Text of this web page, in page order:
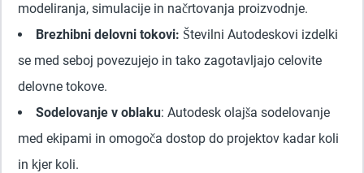
modeliranja, simulacije in načrtovanja proizvodnje.
Brezhibni delovni tokovi: Številni Autodeskovi izdelki
se med seboj povezujejo in tako zagotavljajo celovite
delovne tokove.
Sodelovanje v oblaku: Autodesk olajša sodelovanje
med ekipami in omogoča dostop do projektov kadar koli
in kjer koli.